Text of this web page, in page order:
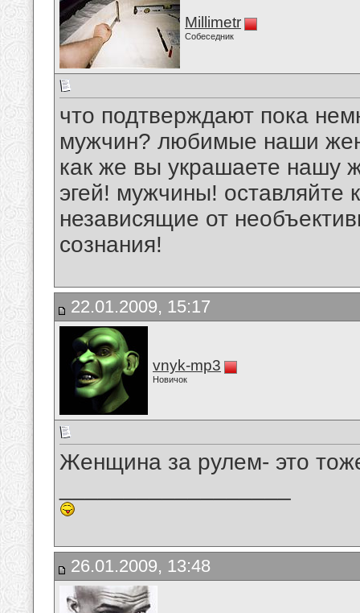
Millimetr
Собеседник
что подтверждают пока
мужчин? любимые наши
как же вы украшаете нашу
эгей! мужчины! оставляйте
независящие от
сознания!
22.01.2009, 15:17
vnyk-mp3
Новичок
Женщина за рулем- это
26.01.2009, 13:48